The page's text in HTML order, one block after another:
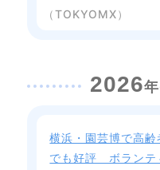
（TOKYOMX）
2026年
横浜・園芸博で高
でも好評 ボランテ